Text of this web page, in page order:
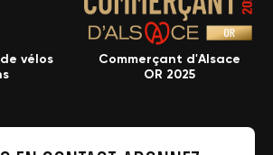
vélos
Commerçant d'Alsace
OR 2025